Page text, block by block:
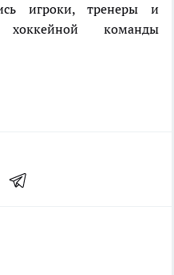
игроки, тренеры и
хоккейной команды